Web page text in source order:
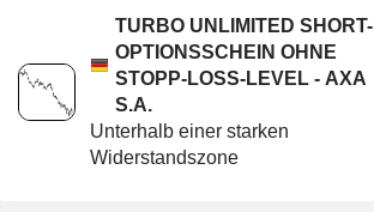
TURBO UNLIMITED SHORT-
OPTIONSSCHEIN OHNE
STOPP-LOSS-LEVEL - AXA
S.A.
Unterhalb einer starken
Widerstandszone